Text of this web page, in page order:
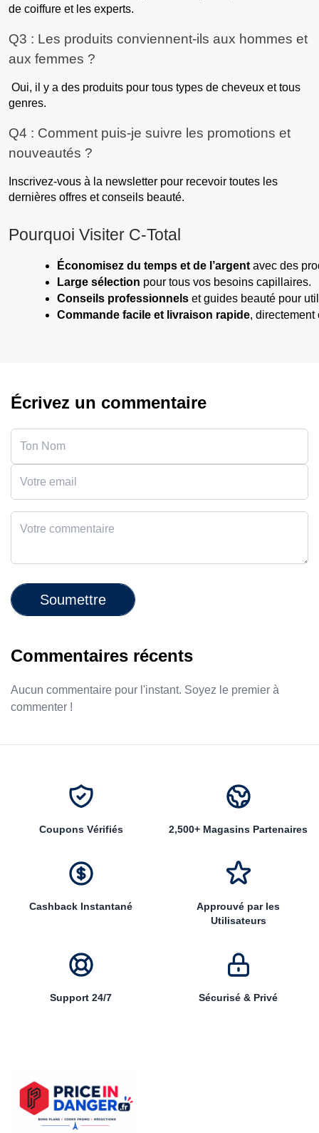
de coiffure et les experts.
Q3 : Les produits conviennent-ils aux hommes et
aux femmes ?
Oui, il y a des produits pour tous types de cheveux et tous
genres.
Q4 : Comment puis-je suivre les promotions et
nouveautés ?
Inscrivez-vous à la newsletter pour recevoir toutes les
dernières offres et conseils beauté.
Pourquoi Visiter C-Total
Économisez du temps et de l’argent avec des
Large sélection pour tous vos besoins capillaires.
Conseils professionnels et guides beauté pour
Commande facile et livraison rapide, directement
Écrivez un commentaire
Soumettre
Commentaires récents
Aucun commentaire pour l'instant. Soyez le premier à
commenter !
Coupons Vérifiés 2,500+ Magasins Partenaires
Cashback Instantané
Approuvé par les
Utilisateurs
Support 24/7 Sécurisé & Privé